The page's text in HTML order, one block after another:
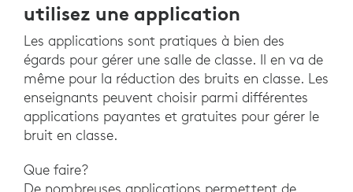
utilisez une application
Les applications sont pratiques à bien des
égards pour gérer une salle de classe. Il en va de
même pour la réduction des bruits en classe. Les
enseignants peuvent choisir parmi différentes
applications payantes et gratuites pour gérer le
bruit en classe.
Que faire?
De nombreuses applications permettent de